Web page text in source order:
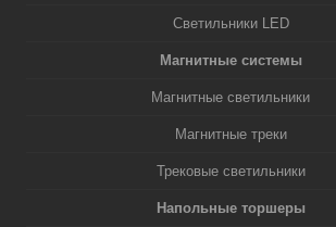
Светильники LED
Магнитные системы
Магнитные светильники
Магнитные треки
Трековые светильники
Напольные торшеры